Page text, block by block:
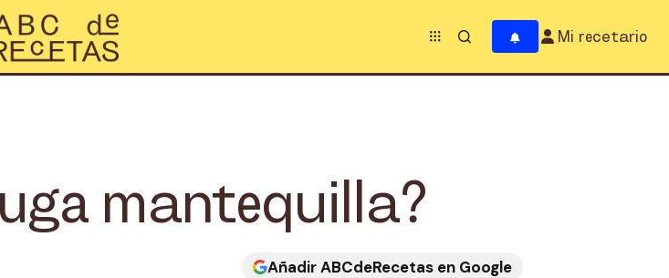
Mi recetario
mantequilla?
Añadir ABCdeRecetas en Google